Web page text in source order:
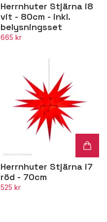
Herrnhuter Stjärna i8
vit - 80cm - inkl.
belysningsset
665 kr
Herrnhuter Stjärna i7
röd - 70cm
525 kr